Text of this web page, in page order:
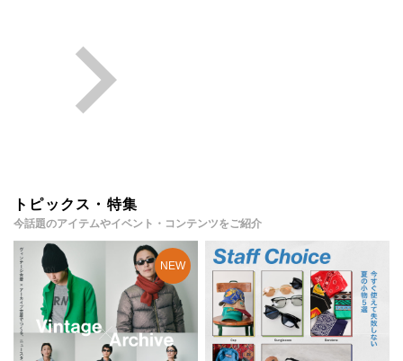
トピックス・特集
今話題のアイテムやイベント・コンテンツをご紹介